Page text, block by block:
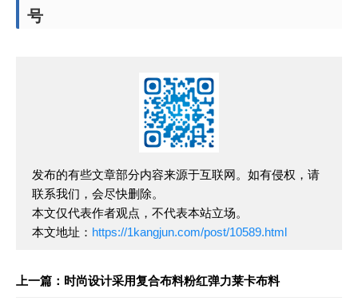
号
发布的有些文章部分内容来源于互联网。如有侵权，请
联系我们，会尽快删除。
本文仅代表作者观点，不代表本站立场。
本文地址： https://1kangjun.com/post/10589.html
上一篇：时尚设计采用复合布料粉红弹力莱卡布料